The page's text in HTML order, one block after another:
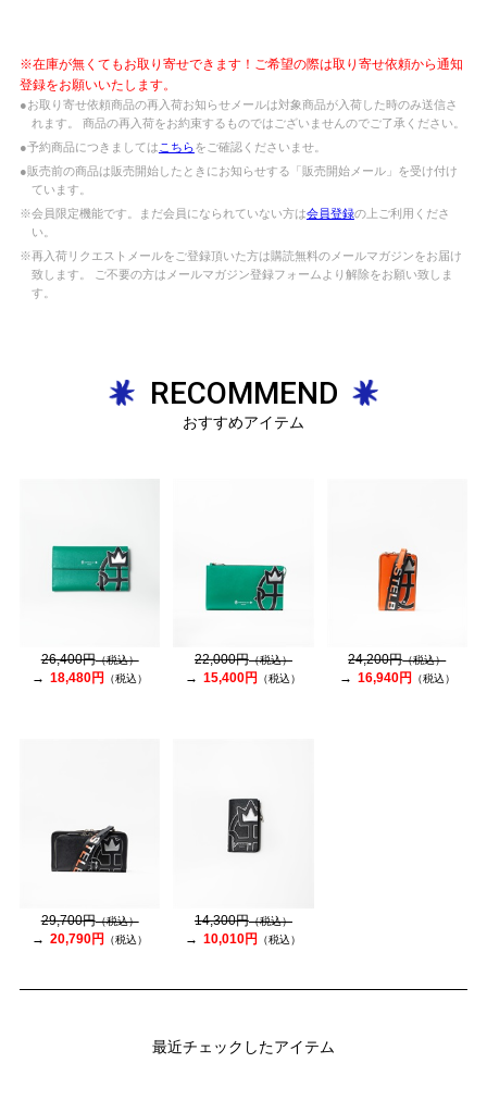
※在庫が無くてもお取り寄せできます！ご希望の際は取り寄せ依頼から通知
登録をお願いいたします。
●お取り寄せ依頼商品の再入荷お知らせメールは対象商品が入荷した時のみ送信さ
れます。 商品の再入荷をお約束するものではございませんのでご了承ください。
●予約商品につきましては こちらをご確認くださいませ。
●販売前の商品は販売開始したときにお知らせする「販売開始メール」を受け付け
ています。
※会員限定機能です。まだ会員になられていない方は会員登録の上ご利用くださ
い。
※再入荷リクエストメールをご登録頂いた方は購読無料のメールマガジンをお届け
致します。 ご不要の方はメールマガジン登録フォームより解除をお願い致しま
す。
RECOMMEND
おすすめアイテム
26,400円（税込）
18,480円 （税込）
22,000円（税込）
15,400円 （税込）
24,200円（税込）
16,940円 （税込）
29,700円（税込）
20,790円 （税込）
14,300円（税込）
10,010円 （税込）
最近チェックしたアイテム